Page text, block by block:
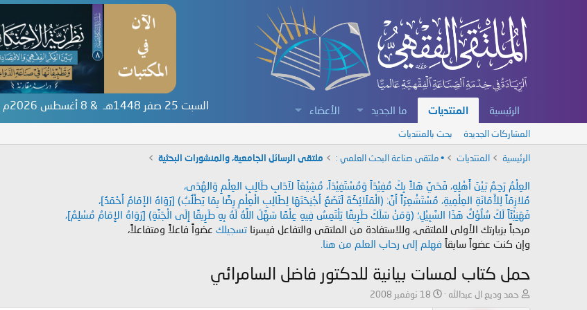
الرئيسية المنتديات ما الجديد الأعضاء السبت 25 صفر 1448هـ & 8 أغسطس 2026م
المشاركات الجديدة بحث بالمنتديات
الرئيسية المنتديات • ملتقى صناعة البحث العلمي : ملتقى الرسائل الجامعية، والمنشورات البحثية
العِلْمُ رَحِمٌ بَيْنَ أَهْلِهِ، فَحَيَّ هَلاً بِكَ مُفِيْدَاً وَمُسْتَفِيْدَاً، مُشِيْعَاً لآدَابِ طَالِبِ العِلْمِ وَالهُدَى،
مُلازِمَاً لِلأَمَانَةِ العِلْمِيةِ، مُسْتَشْعِرَاً أَنَّ: (الْمَلَائِكَةَ لَتَضَعُ أَجْنِحَتَهَا لِطَالِبِ الْعِلْمِ رِضًا بِمَا يَطْلُبُ) [رَوَاهُ الإَمَامُ أَحْمَدُ]،
فَهَنِيْئَاً لَكَ سُلُوْكُ هَذَا السَّبِيْلِ؛ (وَمَنْ سَلَكَ طَرِيقًا يَلْتَمِسُ فِيهِ عِلْمًا سَهَّلَ اللَّهُ لَهُ بِهِ طَرِيقًا إِلَى الْجَنَّةِ) [رَوَاهُ الإِمَامُ مُسْلِمٌ]،
مرحباً بزيارتك الأولى للملتقى، وللاستفادة من الملتقى والتفاعل فيسرنا تسجيلك عضواً فاعلاً ومتفاعلاً،
وإن كنت عضواً سابقاً فهلم إلى رحاب العلم من هنا.
حمل كتاب لمسات بيانية للدكتور فاضل السامرائي
بحمد وديع ال عبدالله
ت
ا
18 نوفمبر 2008